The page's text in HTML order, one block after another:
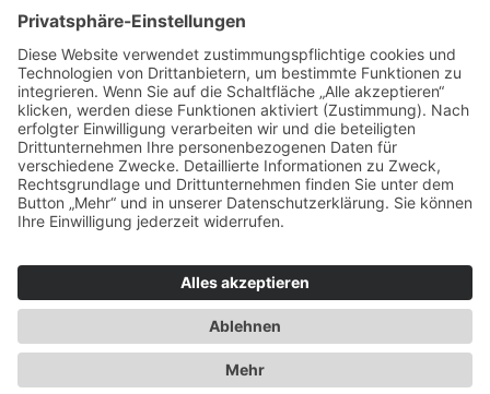
Accessoires
Einzelschnittmuster Burda
Tops
Kleider
Röcke & Hosen
Homewear
Jacken & Mäntel
Curvy
Herren
Kids
Burda Fantasy
Accessoires & Deko
SALE
Suchen
Suchen
Bitte mindestens 5 Buschstaben oder Zahlen eingeben!